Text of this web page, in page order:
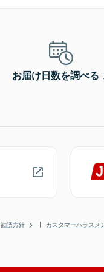
お届け日数を調べる
勧誘方針 カスタマーハラスメ